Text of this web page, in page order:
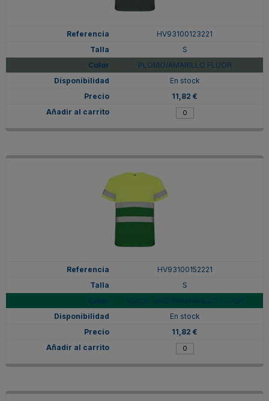
HV93100123221
S
PLOMO/AMARILLO FLUOR
En stock
11,82 €
HV93100152221
S
En stock
11,82 €